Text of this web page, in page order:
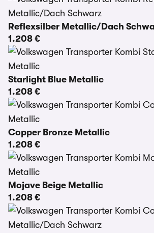
Reflexsilber Metallic/Dach
1.208 €
Starlight Blue Metallic
1.208 €
Copper Bronze Metallic
1.208 €
Mojave Beige Metallic
1.208 €